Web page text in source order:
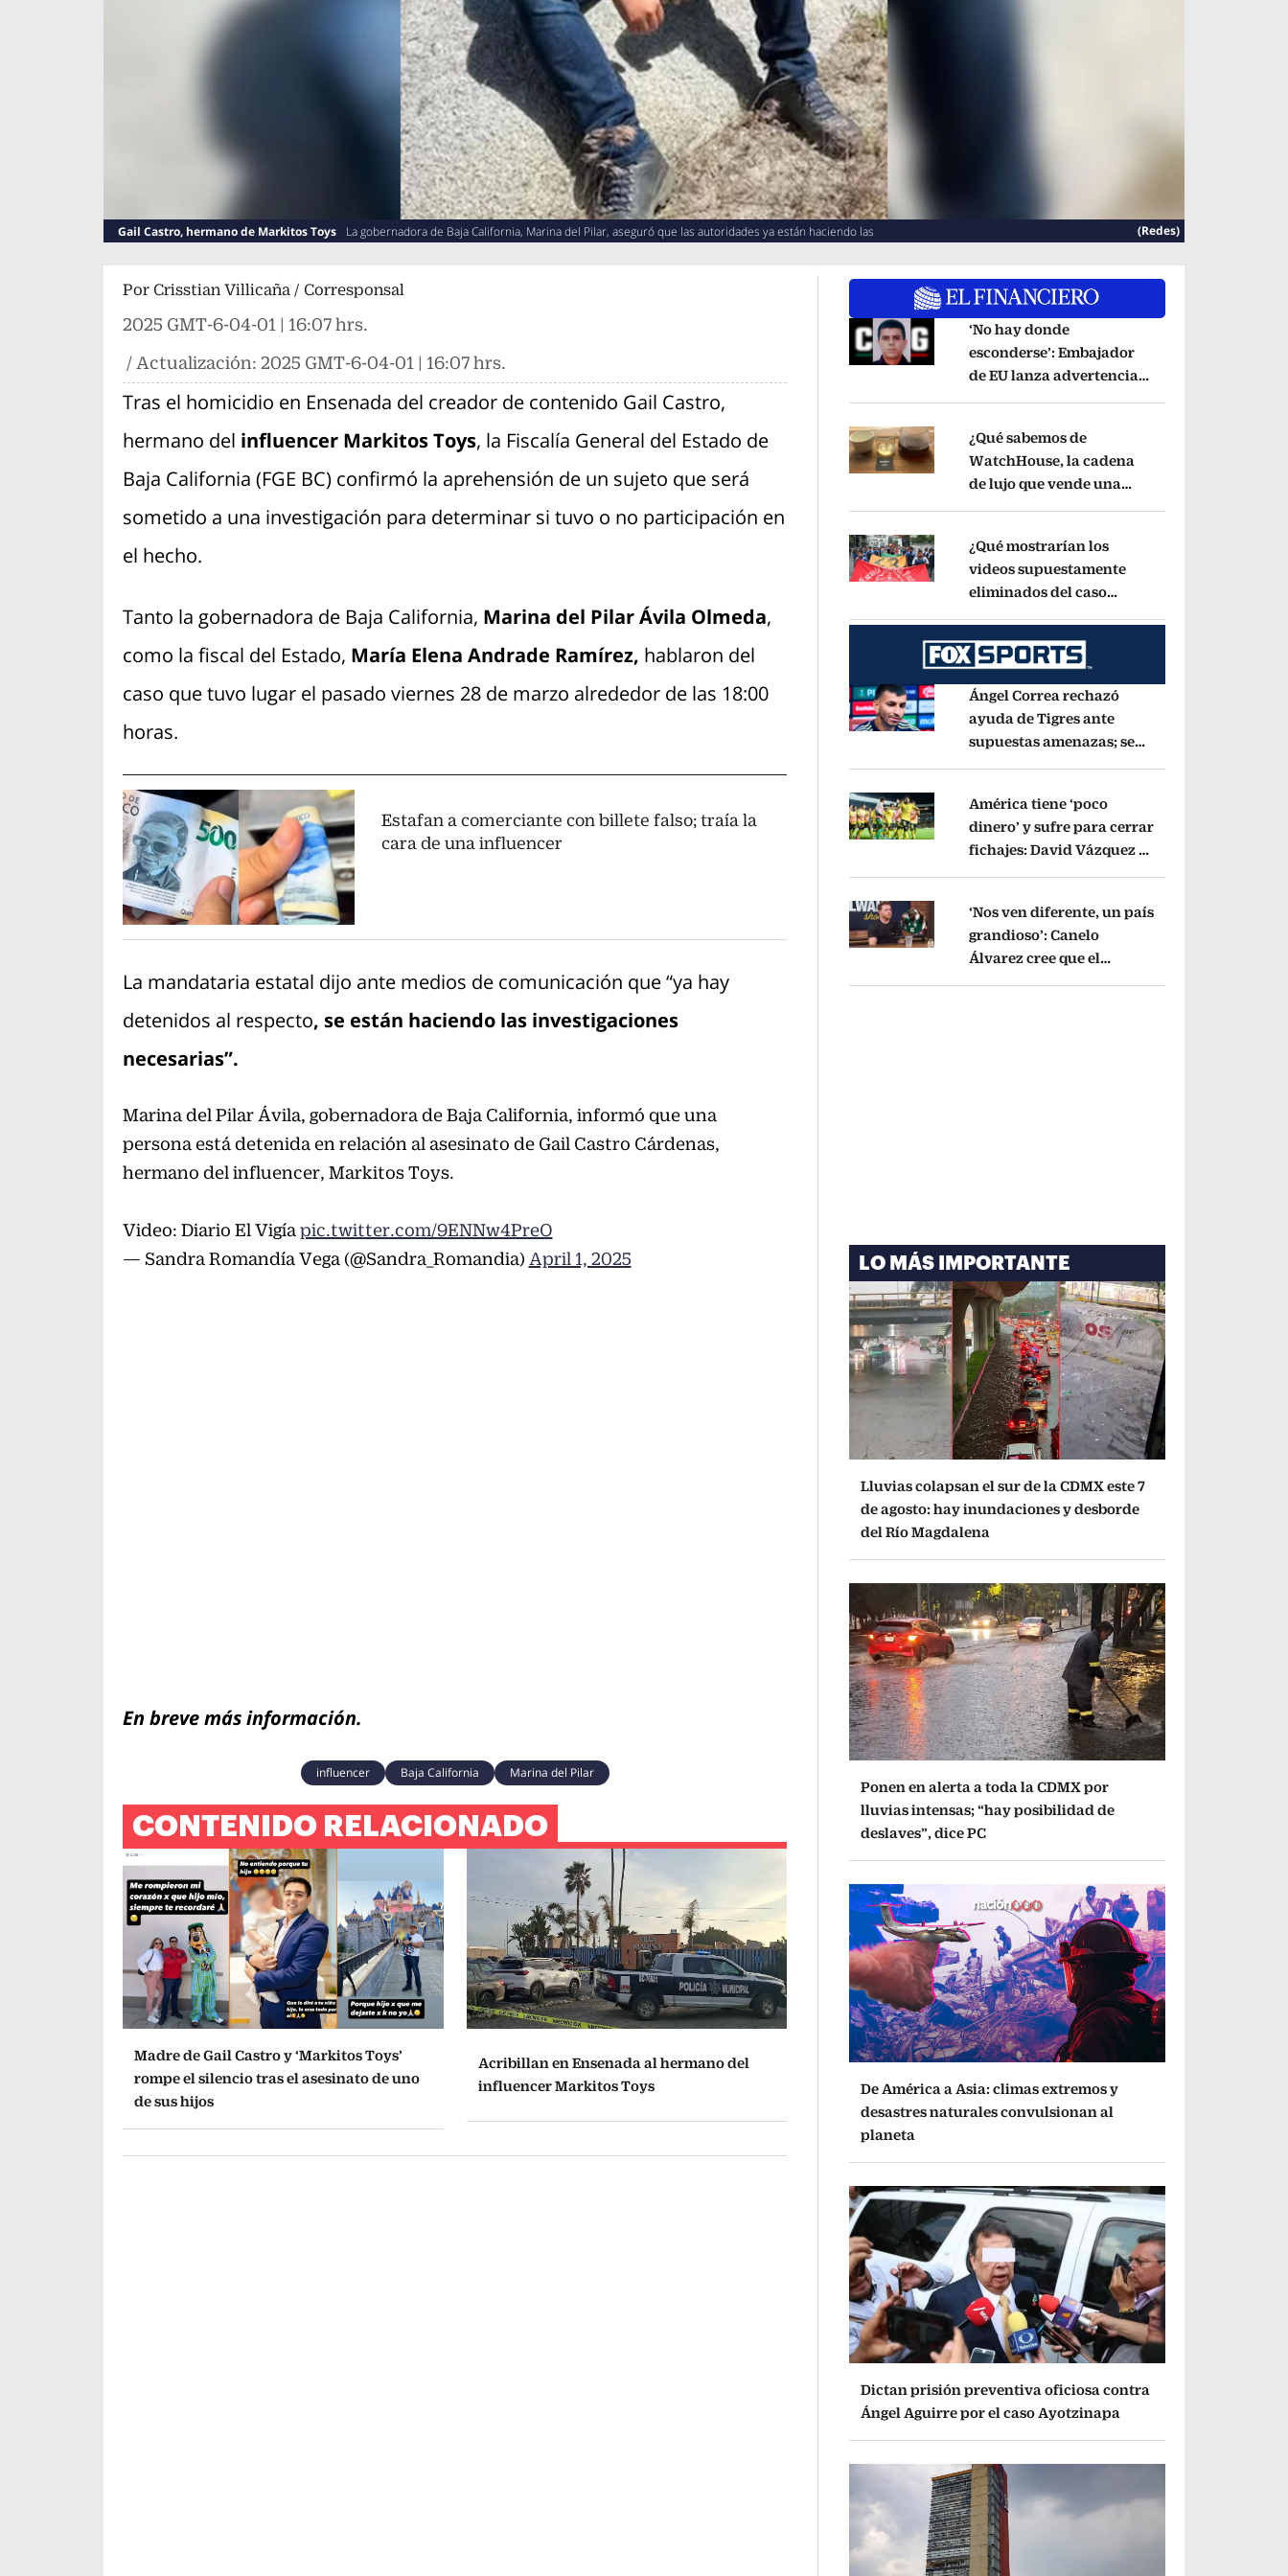
Gail Castro, hermano de Markitos Toys
La gobernadora de Baja California, Marina del Pilar, aseguró que las autoridades ya están haciendo las
(Redes)
Por Crisstian Villicaña / Corresponsal
2025 GMT-6-04-01 | 16:07 hrs.
/ Actualización: 2025 GMT-6-04-01 | 16:07 hrs.
Tras el homicidio en Ensenada del creador de contenido Gail Castro,
hermano del influencer Markitos Toys, la Fiscalía General del Estado de
Baja California (FGE BC) confirmó la aprehensión de un sujeto que será
sometido a una investigación para determinar si tuvo o no participación en
el hecho.
Tanto la gobernadora de Baja California, Marina del Pilar Ávila Olmeda,
como la fiscal del Estado, María Elena Andrade Ramírez, hablaron del
caso que tuvo lugar el pasado viernes 28 de marzo alrededor de las 18:00
horas.
Estafan a comerciante con billete falso; traía la
cara de una influencer
La mandataria estatal dijo ante medios de comunicación que “ya hay
detenidos al respecto, se están haciendo las investigaciones
necesarias”.
Marina del Pilar Ávila, gobernadora de Baja California, informó que una
persona está detenida en relación al asesinato de Gail Castro Cárdenas,
hermano del influencer, Markitos Toys.
Video: Diario El Vigía pic.twitter.com/9ENNw4PreO
— Sandra Romandía Vega (@Sandra_Romandia) April 1, 2025
En breve más información.
influencer Baja California Marina del Pilar
CONTENIDO RELACIONADO
Madre de Gail Castro y ‘Markitos Toys’
rompe el silencio tras el asesinato de uno
de sus hijos
Acribillan en Ensenada al hermano del
influencer Markitos Toys
Opens in new window
‘No hay donde
esconderse’: Embajador
de EU lanza advertencia
Opens in new window
¿Qué sabemos de
WatchHouse, la cadena
de lujo que vende una
Opens in new window
¿Qué mostrarían los
videos supuestamente
eliminados del caso
exintegrante del GIEI
Opens in new window
Ángel Correa rechazó
ayuda de Tigres ante
supuestas amenazas; se
Opens in new window
América tiene ‘poco
dinero’ y sufre para cerrar
fichajes: David Vázquez se
Opens in new window
‘Nos ven diferente, un país
grandioso’: Canelo
Álvarez cree que el
LO MÁS IMPORTANTE
Lluvias colapsan el sur de la CDMX este 7
de agosto: hay inundaciones y desborde
del Río Magdalena
Ponen en alerta a toda la CDMX por
lluvias intensas; “hay posibilidad de
deslaves”, dice PC
De América a Asia: climas extremos y
desastres naturales convulsionan al
planeta
Dictan prisión preventiva oficiosa contra
Ángel Aguirre por el caso Ayotzinapa